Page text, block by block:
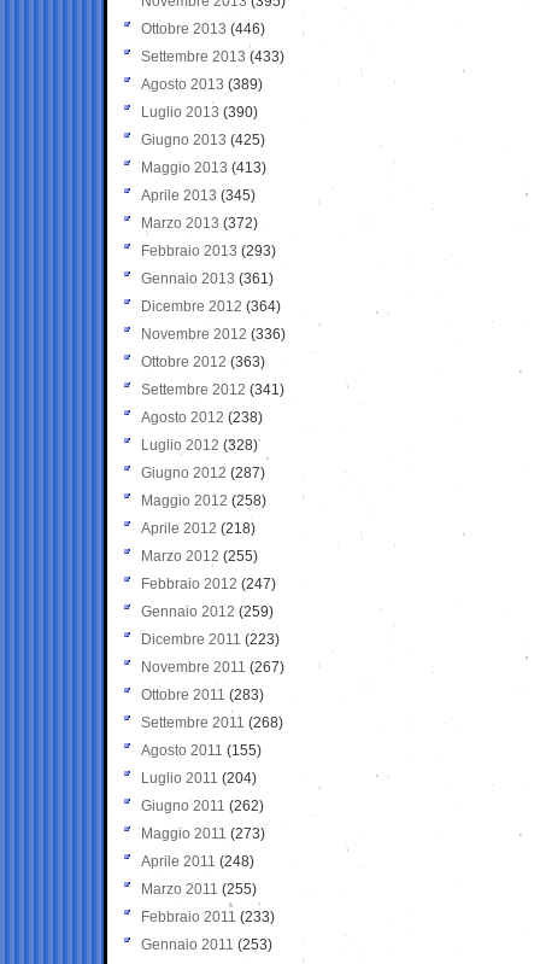
Ottobre 2013 (446)
Settembre 2013 (433)
Agosto 2013 (389)
Luglio 2013 (390)
Giugno 2013 (425)
Maggio 2013 (413)
Aprile 2013 (345)
Marzo 2013 (372)
Febbraio 2013 (293)
Gennaio 2013 (361)
Dicembre 2012 (364)
Novembre 2012 (336)
Ottobre 2012 (363)
Settembre 2012 (341)
Agosto 2012 (238)
Luglio 2012 (328)
Giugno 2012 (287)
Maggio 2012 (258)
Aprile 2012 (218)
Marzo 2012 (255)
Febbraio 2012 (247)
Gennaio 2012 (259)
Dicembre 2011 (223)
Novembre 2011 (267)
Ottobre 2011 (283)
Settembre 2011 (268)
Agosto 2011 (155)
Luglio 2011 (204)
Giugno 2011 (262)
Maggio 2011 (273)
Aprile 2011 (248)
Marzo 2011 (255)
Febbraio 2011 (233)
Gennaio 2011 (253)